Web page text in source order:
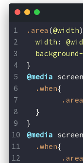
.area (@width
width :
}
@media
.when{
.area
  }
}
@media
.when{
.area
心情
在线简历
留言板
系统状态